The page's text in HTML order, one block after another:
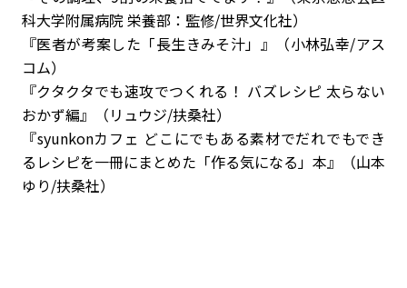
科大学附属病院 栄養部：監修/世界文化社）
『医者が考案した「長生きみそ汁」』（小林弘幸/アス
コム）
『クタクタでも速攻でつくれる！ バズレシピ 太らない
おかず編』（リュウジ/扶桑社）
『syunkonカフェ どこにでもある素材でだれでもでき
るレシピを一冊にまとめた「作る気になる」本』（山本
ゆり/扶桑社）